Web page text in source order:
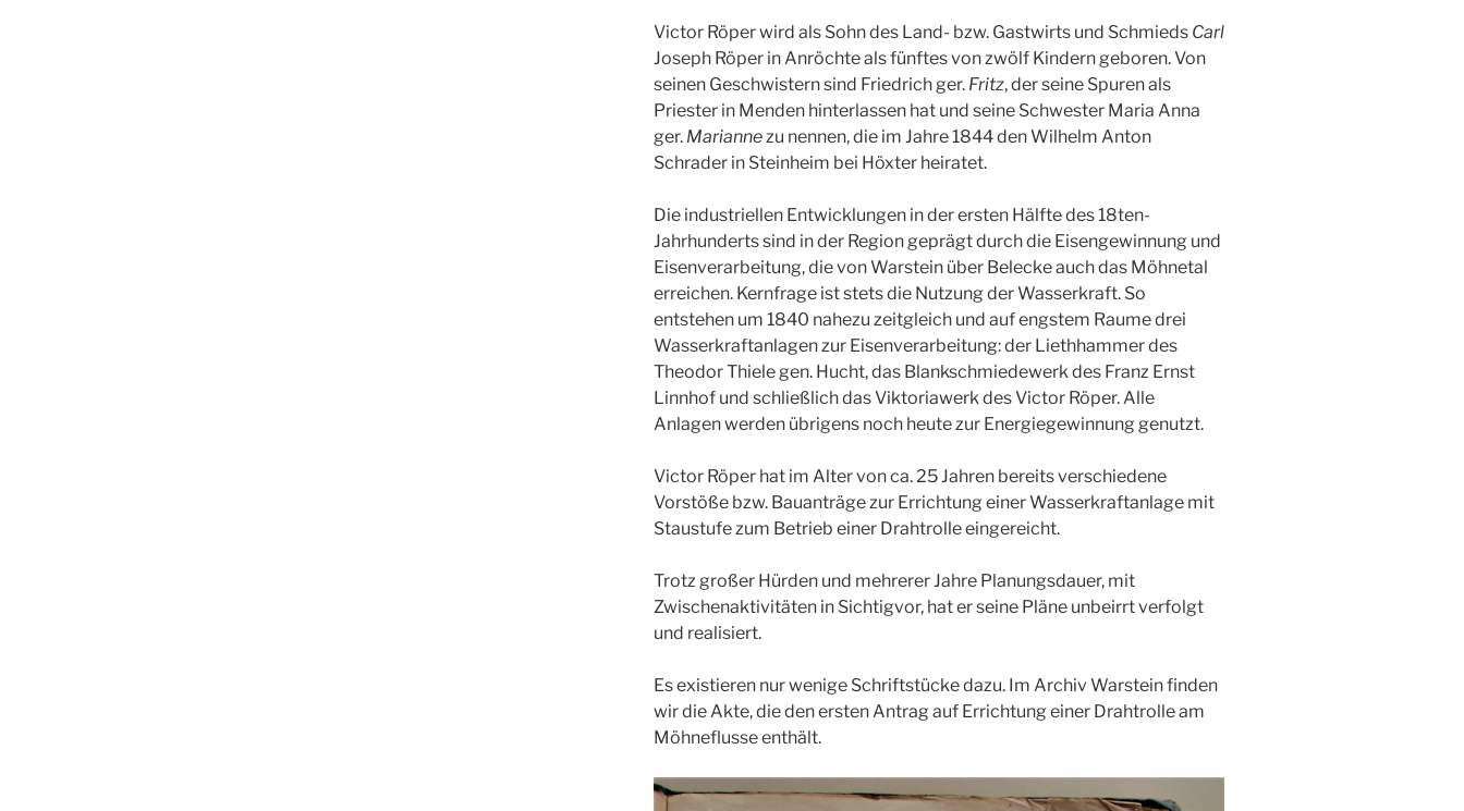
Victor Röper wird als Sohn des Land- bzw. Gastwirts und Schmieds Carl
Joseph Röper in Anröchte als fünftes von zwölf Kindern geboren. Von
seinen Geschwistern sind Friedrich ger. Fritz, der seine Spuren als
Priester in Menden hinterlassen hat und seine Schwester Maria Anna
ger. Mariannezu nennen, die im Jahre 1844 den Wilhelm Anton
Schrader in Steinheim bei Höxter heiratet.
Die industriellen Entwicklungen in der ersten Hälfte des 18ten-
Jahrhunderts sind in der Region geprägt durch die Eisengewinnung und
Eisenverarbeitung, die von Warstein über Belecke auch das Möhnetal
erreichen. Kernfrage ist stets die Nutzung der Wasserkraft. So
entstehen um 1840 nahezu zeitgleich und auf engstem Raume drei
Wasserkraftanlagen zur Eisenverarbeitung: der Liethhammer des
Theodor Thiele gen. Hucht, das Blankschmiedewerk des Franz Ernst
Linnhof und schließlich das Viktoriawerk des Victor Röper. Alle
Anlagen werden übrigens noch heute zur Energiegewinnung genutzt.
Victor Röper hat im Alter von ca. 25 Jahren bereits verschiedene
Vorstöße bzw. Bauanträge zur Errichtung einer Wasserkraftanlage mit
Staustufe zum Betrieb einer Drahtrolle eingereicht.
Trotz großer Hürden und mehrerer Jahre Planungsdauer, mit
Zwischenaktivitäten in Sichtigvor, hat er seine Pläne unbeirrt verfolgt
und realisiert.
Es existieren nur wenige Schriftstücke dazu. Im Archiv Warstein finden
wir die Akte, die den ersten Antrag auf Errichtung einer Drahtrolle am
Möhneflusse enthält.